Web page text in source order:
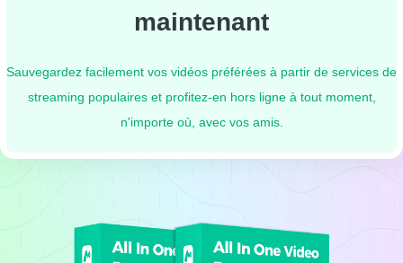
maintenant
Sauvegardez facilement vos vidéos préférées à partir de services de
streaming populaires et profitez-en hors ligne à tout moment,
n'importe où, avec vos amis.